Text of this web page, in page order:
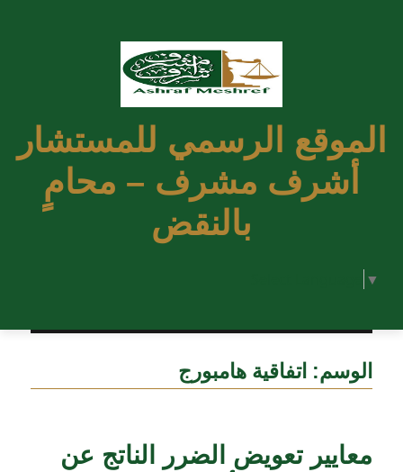
الموقع الرسمي للمستشار
أشرف مشرف – محامٍ
بالنقض
▼
الوسم: اتفاقية هامبورج
معايير تعويض الضرر الناتج عن